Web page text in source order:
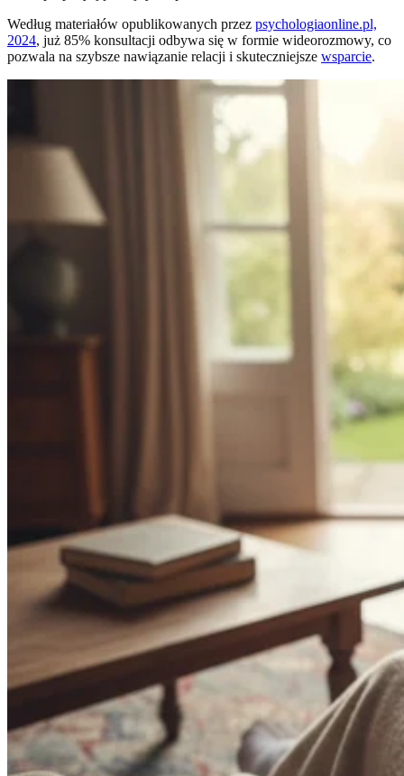
Według materiałów opublikowanych przez psychologiaonline.pl,
2024, już 85% konsultacji odbywa się w formie wideorozmowy, co
pozwala na szybsze nawiązanie relacji i skuteczniejsze wsparcie.